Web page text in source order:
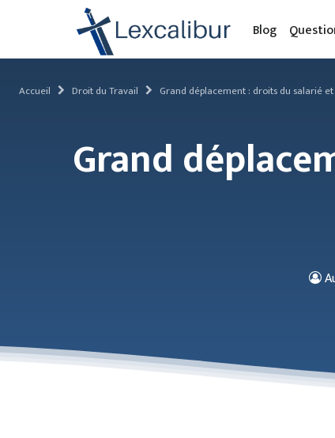
Blog
Accueil Droit du Travail Grand déplacement : droits du salarié
Grand